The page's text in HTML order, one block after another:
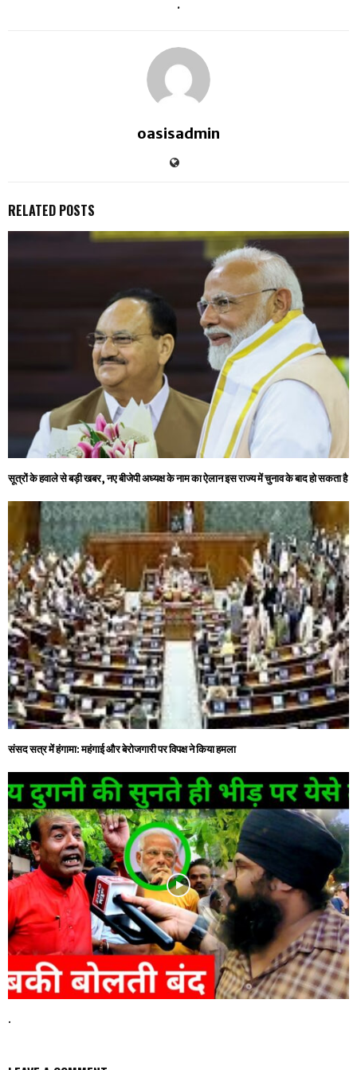
.
oasisadmin
RELATED POSTS
सूत्रों के हवाले से बड़ी खबर, नए बीजेपी अध्‍यक्ष के नाम का ऐलान इस राज्य में चुनाव के बाद हो सकता है
संसद सत्र में हंगामा: महंगाई और बेरोजगारी पर विपक्ष ने किया हमला
.